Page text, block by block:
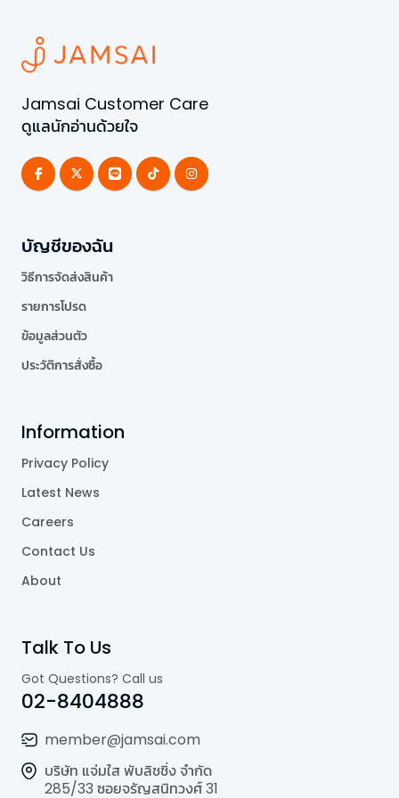
Jamsai Customer Care
ดูแลนักอ่านด้วยใจ
บัญชีของฉัน
วิธีการจัดส่งสินค้า
รายการโปรด
ข้อมูลส่วนตัว
ประวัติการสั่งซื้อ
Information
Privacy Policy
Latest News
Careers
Contact Us
About
Talk To Us
Got Questions? Call us
02-8404888
member@jamsai.com
บริษัท แจ่มใส พับลิชชิ่ง จำกัด
285/33 ซอยจรัญสนิทวงศ์ 31